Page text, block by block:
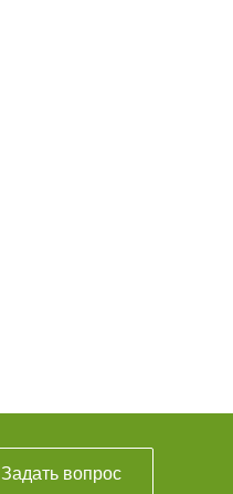
Задать вопрос